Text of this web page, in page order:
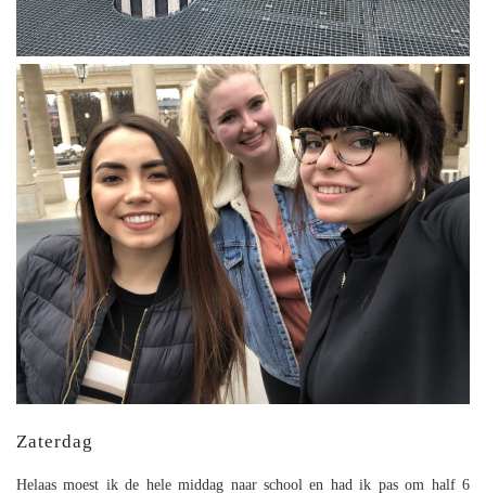
Zaterdag
Helaas moest ik de hele middag naar school en had ik pas om half 6